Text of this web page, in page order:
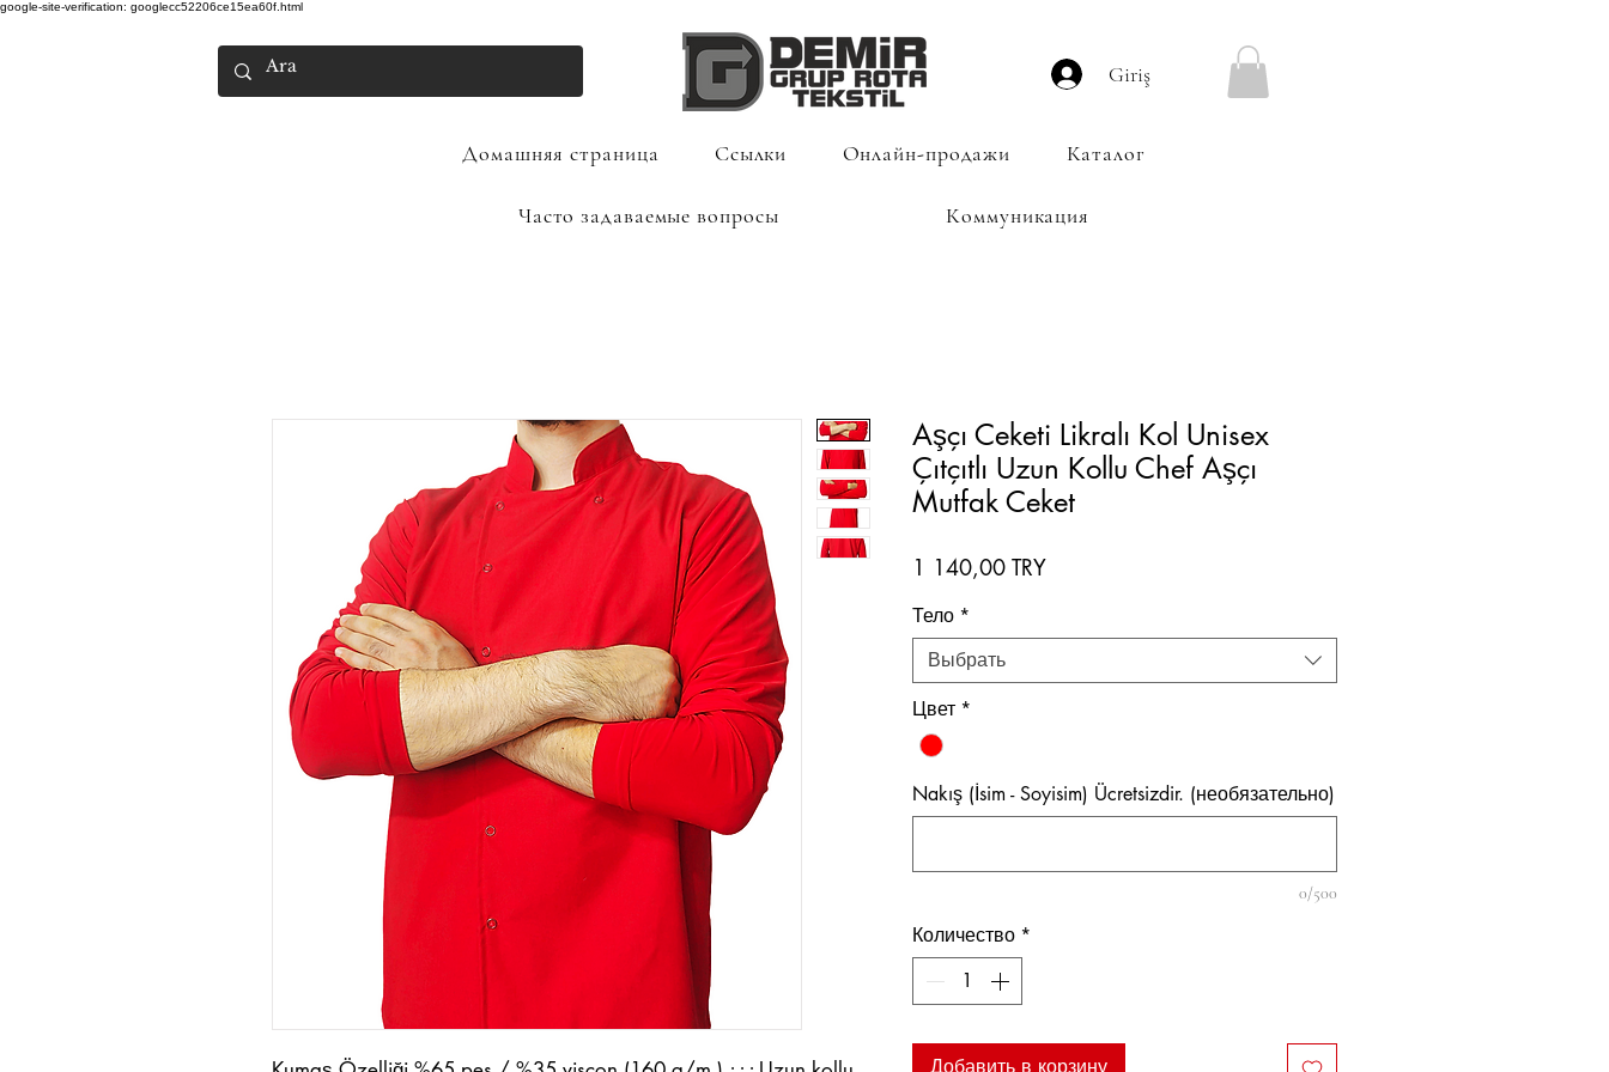
google-site-verification: googlecc52206ce15ea60f.html
Giriş
Домашняя страница Ссылки Онлайн-продажи Каталог
Часто задаваемые вопросы Коммуникация
Aşçı Ceketi Likralı Kol Unisex
Çıtçıtlı Uzun Kollu Chef Aşçı
Mutfak Ceket
1 140,00 TRYЦена
Тело *
Выбрать
Цвет *
Nakış (İsim - Soyisim) Ücretsizdir. (необязательно)
0/500
Количество *